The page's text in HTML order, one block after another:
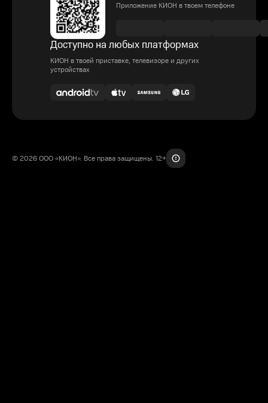
Приложение КИОН в твоем телефоне
Доступно на любых платформах
КИОН в твоей приставке, телевизоре и других
устройствах
© 2026 ООО «КИОН». Все права защищены. 12+